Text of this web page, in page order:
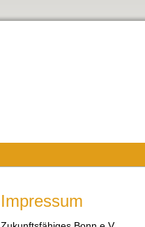
Impressum